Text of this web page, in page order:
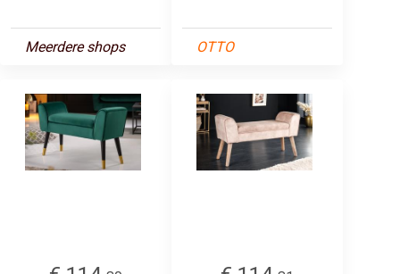
Meerdere shops OTTO